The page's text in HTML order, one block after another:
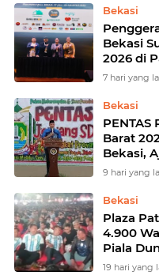
Bekasi
Bekasi
2026 di
7 hari yang
Bekasi
PENTAS
Barat
Bekasi,
Islami
9 hari yang
Bekasi
Plaza
4.900
Piala
19 hari yang